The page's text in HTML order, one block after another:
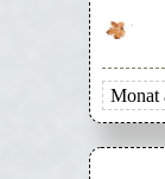
Archiv